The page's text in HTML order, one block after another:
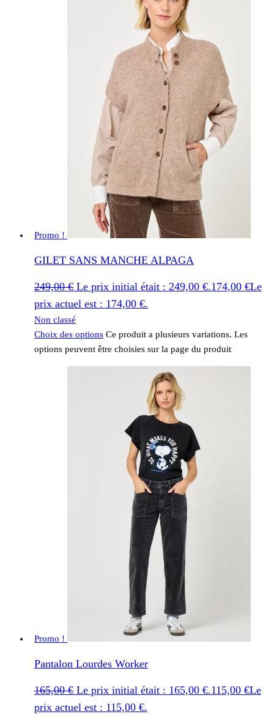
Promo !
GILET SANS MANCHE ALPAGA
249,00€ Le prix initial était : 249,00 €.174,00 €Le
prix actuel est : 174,00 €.
Non classé
Choix des options Ce produit a plusieurs variations. Les
options peuvent être choisies sur la page du produit
Promo !
Pantalon Lourdes Worker
165,00€ Le prix initial était : 165,00 €.115,00 €Le
prix actuel est : 115,00 €.